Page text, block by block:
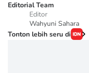
Editorial Team
Editor
Wahyuni Sahara
Tonton lebih seru di